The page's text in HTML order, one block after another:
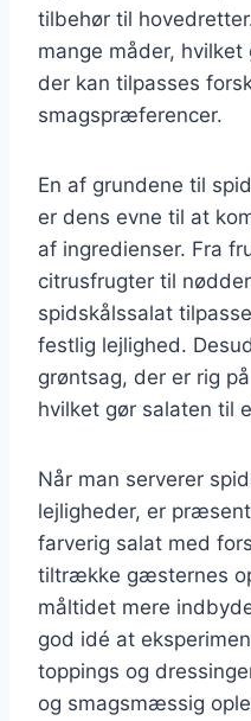
tilbehør til
mange måder,
der kan tilpasses
smagspræferencer.
En af grundene til
er dens evne til at
af ingredienser. Fra
citrusfrugter til
spidskålssalat
festlig lejlighed.
grøntsag, der er rig
hvilket gør salaten til
Når man serverer
lejligheder, er
farverig salat med
tiltrække gæsternes
måltidet mere
god idé at
toppings og
og smagsmæssig